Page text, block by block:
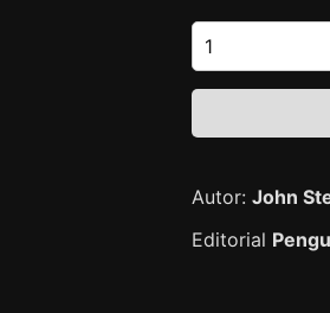
Autor: John
Editorial